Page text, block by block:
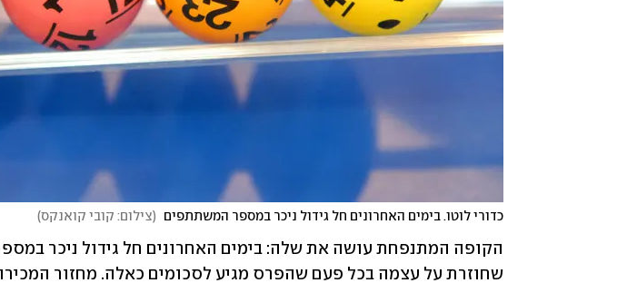
כדורי לוטו. בימים האחרונים חל גידול ניכר במספר המשתתפים (צילום: קובי קואנקס)